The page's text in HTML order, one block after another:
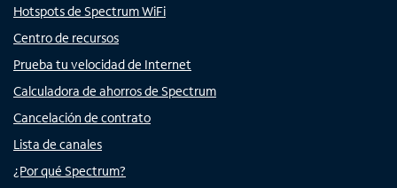
Hotspots de Spectrum WiFi
Centro de recursos
Prueba tu velocidad de Internet
Calculadora de ahorros de Spectrum
Cancelación de contrato
Lista de canales
¿Por qué Spectrum?